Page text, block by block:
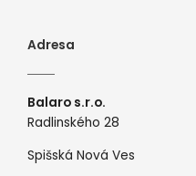
Adresa
Balaro s.r.o.
Radlinského 28
Spišská Nová Ves